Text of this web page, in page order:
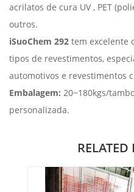
acrilatos de cura UV , PET
outros.
iSuoChem 292 tem excelente
tipos de revestimentos,
automotivos e revestimentos
Embalagem: 20~180kgs/
personalizada.
RELATED